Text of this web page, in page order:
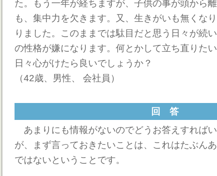
た。もう一年が経ちますが、子供の事が頭から
も、集中力を欠きます。又、生きがいも無くな
りました。このままでは駄目だと思う日々が続
の性格が嫌になります。何とかして立ち直りた
日々心がけたら良いでしょうか？
（42歳、男性、 会社員）
回 答
あまりにも情報がないのでどうお答えすれば
が、まず言っておきたいことは、これはたぶん
ではないということです。